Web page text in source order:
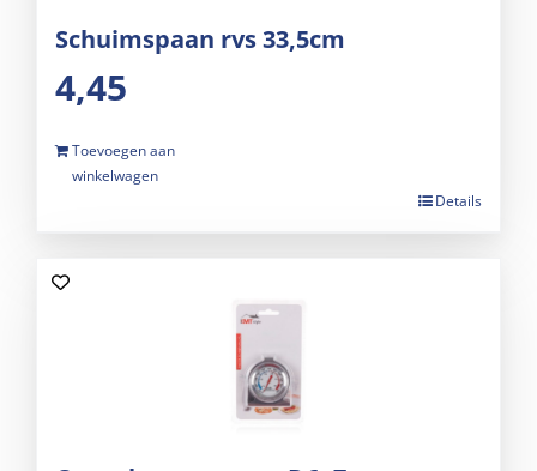
Schuimspaan rvs 33,5cm
4,45
Toevoegen aan
winkelwagen
Details